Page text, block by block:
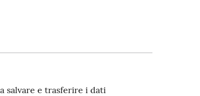
salvare e trasferire i dati